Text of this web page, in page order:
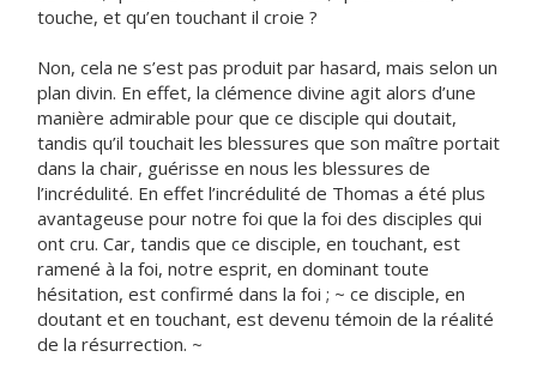
touche, et qu’en touchant il croie ?
Non, cela ne s’est pas produit par hasard, mais selon un
plan divin. En effet, la clémence divine agit alors d’une
manière admirable pour que ce disciple qui doutait,
tandis qu’il touchait les blessures que son maître portait
dans la chair, guérisse en nous les blessures de
l’incrédulité. En effet l’incrédulité de Thomas a été plus
avantageuse pour notre foi que la foi des disciples qui
ont cru. Car, tandis que ce disciple, en touchant, est
ramené à la foi, notre esprit, en dominant toute
hésitation, est confirmé dans la foi ; ~ ce disciple, en
doutant et en touchant, est devenu témoin de la réalité
de la résurrection. ~